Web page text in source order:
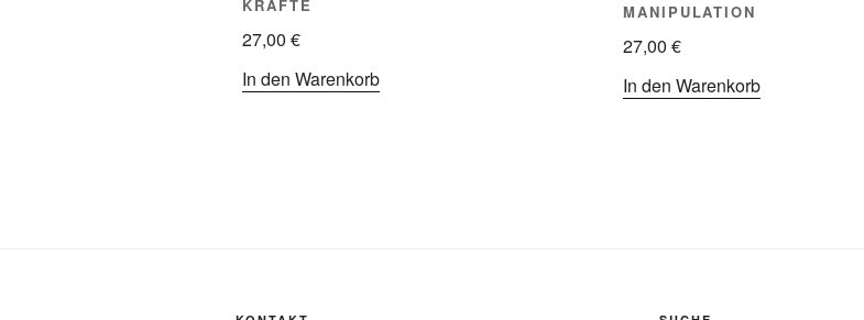
KRÄFTE
27,00 €
In den Warenkorb
MANIPULATION
27,00 €
In den Warenkorb